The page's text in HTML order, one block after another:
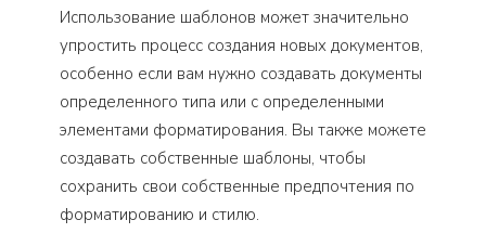
Использование шаблонов может значительно
упростить процесс создания новых документов,
особенно если вам нужно создавать документы
определенного типа или с определенными
элементами форматирования. Вы также можете
создавать собственные шаблоны, чтобы
сохранить свои собственные предпочтения по
форматированию и стилю.